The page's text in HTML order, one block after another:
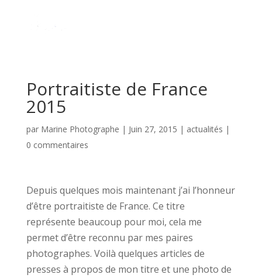
Portraitiste de France
2015
par Marine Photographe | Juin 27, 2015 | actualités |
0 commentaires
Depuis quelques mois maintenant j’ai l’honneur
d’être portraitiste de France. Ce titre
représente beaucoup pour moi, cela me
permet d’être reconnu par mes paires
photographes. Voilà quelques articles de
presses à propos de mon titre et une photo de